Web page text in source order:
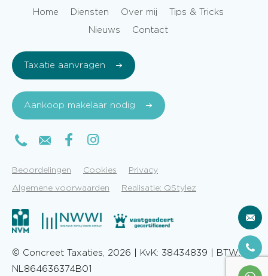
Home Diensten Over mij
Tips & Tricks
Nieuws
Contact
Taxatie aanvragen
Aankoop makelaar nodig
Beoordelingen Cookies Privacy
Algemene voorwaarden Realisatie: QStylez
© Concreet Taxaties, 2026 | KvK: 38434839 | BTW:
NL864636374B01